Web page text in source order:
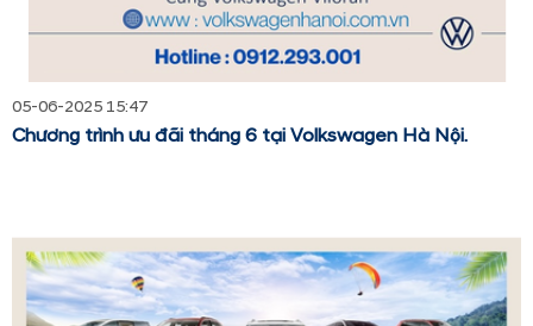
05-06-2025 15:47
Chương trình ưu đãi tháng 6 tại Volkswagen Hà Nội.